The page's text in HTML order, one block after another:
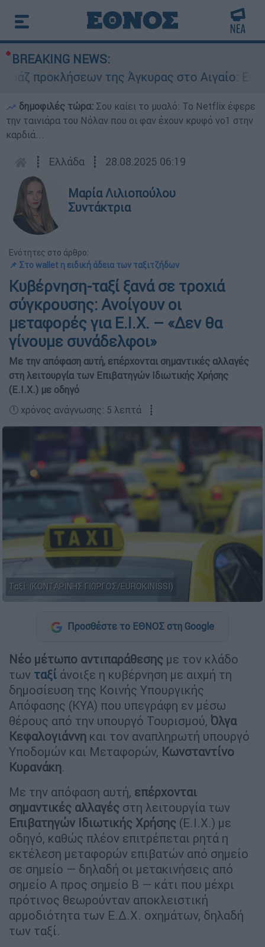
BREAKING NEWS:
της Άγκυρας στο Αιγαίο: Εικονική
δημοφιλές τώρα: Σου καίει το μυαλό: Το Netflix έφερε
την ταινιάρα του Νόλαν που οι φαν έχουν κρυφό νο1 στην
καρδιά...
┋ Ελλάδα ┋ 28.08.2025 06:19
Μαρία Λιλιοπούλου
Συντάκτρια
Ενότητες στο άρθρο:
📌 Στο wallet η ειδική άδεια των ταξιτζήδων
Κυβέρνηση-ταξί ξανά σε τροχιά
σύγκρουσης: Ανοίγουν οι
μεταφορές για Ε.Ι.Χ. – «Δεν θα
γίνουμε συνάδελφοι»
Με την απόφαση αυτή, επέρχονται σημαντικές αλλαγές
στη λειτουργία των Επιβατηγών Ιδιωτικής Χρήσης
(Ε.Ι.Χ.) με οδηγό
🕛 χρόνος ανάγνωσης: 5 λεπτά ┋
Ταξί (ΚΟΝΤΑΡΙΝΗΣ ΓΙΩΡΓΟΣ/EUROKINISSI)
Προσθέστε το ΕΘΝΟΣ στη Google
Νέο μέτωπο αντιπαράθεσης με τον κλάδο
των ταξί άνοιξε η κυβέρνηση με αιχμή τη
δημοσίευση της Κοινής Υπουργικής
Απόφασης (ΚΥΑ) που υπεγράφη εν μέσω
θέρους από την υπουργό Τουρισμού, Όλγα
Κεφαλογιάννη και τον αναπληρωτή υπουργό
Υποδομών και Μεταφορών, Κωνσταντίνο
Κυρανάκη.
Με την απόφαση αυτή, επέρχονται
σημαντικές αλλαγές στη λειτουργία των
Επιβατηγών Ιδιωτικής Χρήσης (Ε.Ι.Χ.) με
οδηγό, καθώς πλέον επιτρέπεται ρητά η
εκτέλεση μεταφορών επιβατών από σημείο
σε σημείο — δηλαδή οι μετακινήσεις από
σημείο Α προς σημείο Β — κάτι που μέχρι
πρότινος θεωρούνταν αποκλειστική
αρμοδιότητα των Ε.Δ.Χ. οχημάτων, δηλαδή
των ταξί.